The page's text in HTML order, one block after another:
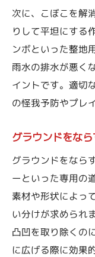
次に、こぼこを解
りして平坦にする
ンボといった整地
雨水の排水が悪く
イントです。適切
の怪我予防やプレ
グラウンドをな
グラウンドをなら
ーといった専用の
素材や形状によっ
い分けが求められ
凸凹を取り除くの
に広げる際に効果